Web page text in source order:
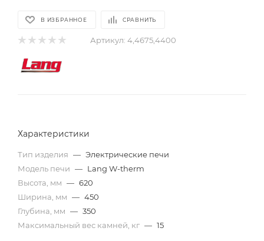
В ИЗБРАННОЕ СРАВНИТЬ
Артикул: 4,4675,4400
Характеристики
Тип изделия — Электрические печи
Модель печи — Lang W-therm
Высота, мм — 620
Ширина, мм — 450
Глубина, мм — 350
Максимальный вес камней, кг — 15